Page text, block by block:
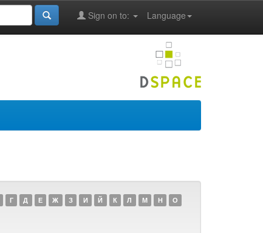
Language
Sign on to:
Г Д Е Ж З И Й К Л М Н
О